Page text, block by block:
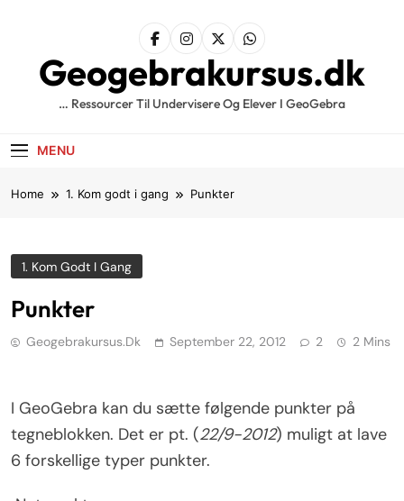
Geogebrakursus.dk
… Ressourcer Til Undervisere Og Elever I GeoGebra
MENU
Home 1. Kom godt i gang Punkter
1. Kom Godt I Gang
Punkter
Geogebrakursus.dk September 22, 2012 2 2 Mins
I GeoGebra kan du sætte følgende punkter på
tegneblokken. Det er pt. (22/9-2012) muligt at lave
6 forskellige typer punkter.